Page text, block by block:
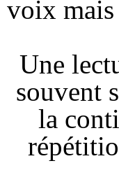
voix mais
Une
souvent
la